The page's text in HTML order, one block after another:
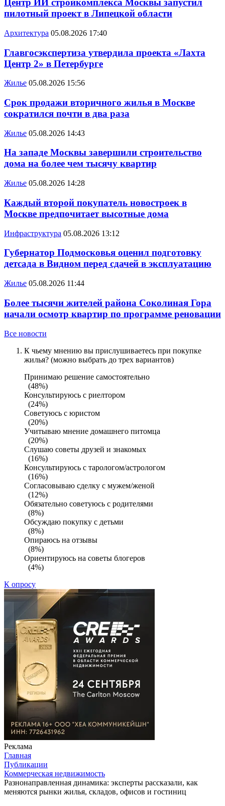
Центр ИИ стройкомплекса Москвы запустил
пилотный проект в Липецкой области
Архитектура 05.08.2026 17:40
Главгосэкспертиза утвердила проекта «Лахта
Центр 2» в Петербурге
Жилье 05.08.2026 15:56
Срок продажи вторичного жилья в Москве
сократился почти в два раза
Жилье 05.08.2026 14:43
На западе Москвы завершили строительство
дома на более чем тысячу квартир
Жилье 05.08.2026 14:28
Каждый второй покупатель новостроек в
Москве предпочитает высотные дома
Инфраструктура 05.08.2026 13:12
Губернатор Подмосковья оценил подготовку
детсада в Видном перед сдачей в эксплуатацию
Жилье 05.08.2026 11:44
Более тысячи жителей района Соколиная Гора
начали осмотр квартир по программе реновации
Все новости
К чьему мнению вы прислушиваетесь при покупке
жилья? (можно выбрать до трех вариантов)
Принимаю решение самостоятельно
(48%)
Консультируюсь с риелтором
(24%)
Советуюсь с юристом
(20%)
Учитываю мнение домашнего питомца
(20%)
Слушаю советы друзей и знакомых
(16%)
Консультируюсь с тарологом/астрологом
(16%)
Согласовываю сделку с мужем/женой
(12%)
Обязательно советуюсь с родителями
(8%)
Обсуждаю покупку с детьми
(8%)
Опираюсь на отзывы
(8%)
Ориентируюсь на советы блогеров
(4%)
К опросу
Реклама
Главная
Публикации
Коммерческая недвижимость
Разнонаправленная динамика: эксперты рассказали, как
меняются рынки жилья, складов, офисов и гостиниц